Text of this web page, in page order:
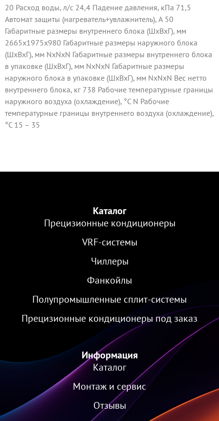
20 Расход воды, л/с 24,4 Падение давления, кПа 71,5
Автомат защиты (нагреватель+увлажнитель), А 50
Габаритные размеры внутреннего блока (ШxВxГ), мм
2665x1975x980 Габаритные размеры наружного блока
(ШxВxГ), мм NxNxN Габаритные размеры внутреннего блока
в упаковке (ШxВxГ), мм NxNxN Габаритные размеры
наружного блока в упаковке (ШxВxГ), мм NxNxN Вес нетто
внутреннего блока, кг 738 Рабочие температурные границы
наружного воздуха (охлаждение), °C N Рабочие
температурные границы внутреннего воздуха (охлаждение),
°C 15 – 35
Каталог
Прецизионные кондиционеры
VRF-cистемы
Чиллеры
Фанкойлы
Полупромышленные сплит-системы
Прецизионные кондиционеры под заказ
Информация
Каталог
Монтаж и сервис
Отзывы